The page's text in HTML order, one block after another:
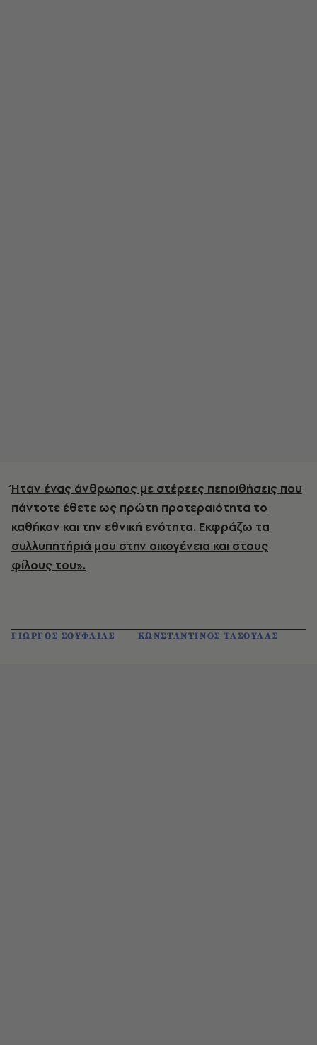
Ήταν ένας άνθρωπος με στέρεες πεποιθήσεις που
πάντοτε έθετε ως πρώτη προτεραιότητα το
καθήκον και την εθνική ενότητα. Εκφράζω τα
συλλυπητήριά μου στην οικογένεια και στους
φίλους του».
ΓΙΩΡΓΟΣ ΣΟΥΦΛΙΑΣ ΚΩΝΣΤΑΝΤΙΝΟΣ ΤΑΣΟΥΛΑΣ